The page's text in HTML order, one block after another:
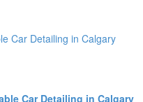
Car Detailing in Calgary